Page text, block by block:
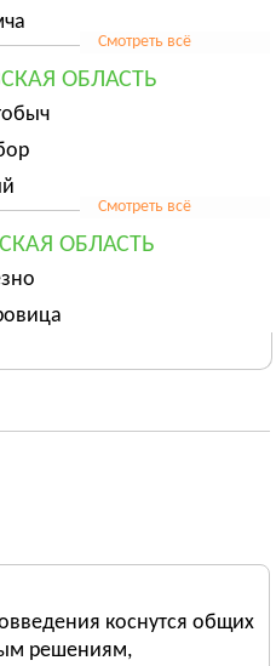
Смотреть всё
ОБЛАСТЬ
Смотреть всё
ОБЛАСТЬ
Смотреть всё
коснутся общих
решениям,